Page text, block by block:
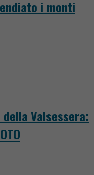
i monti
Valsessera: